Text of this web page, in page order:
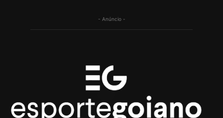
- Anúncio -